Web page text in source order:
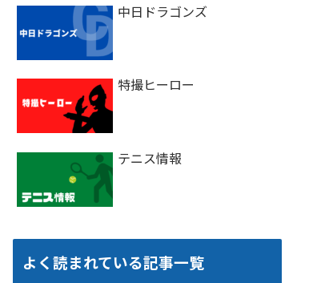
中日ドラゴンズ
特撮ヒーロー
テニス情報
よく読まれている記事一覧